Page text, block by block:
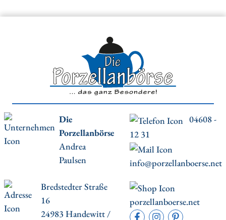
Die
Porzellanbörse
Andrea
Paulsen
04608 -
12 31
info@porzellanboerse.net
Bredstedter Straße
16
24983 Handewitt /
porzellanboerse.net